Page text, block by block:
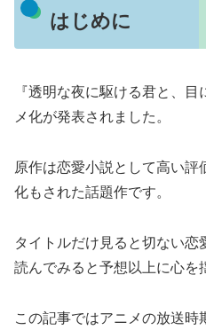
はじめに
『透明な夜に駆ける君と、
メ化が発表されました。
原作は恋愛小説として高い
化もされた話題作です。
タイトルだけ見ると切ない恋
読んでみると予想以上に心を
この記事ではアニメの放送時